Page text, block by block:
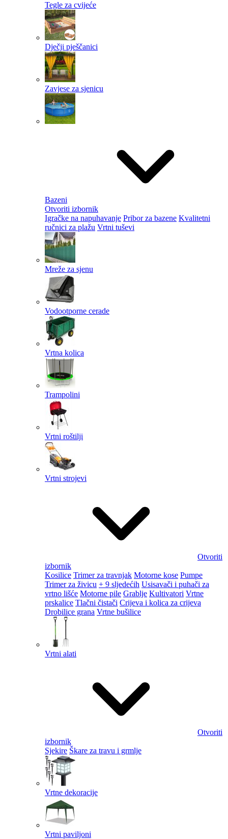
Tegle za cvijeće
Dječji pješčanici
Zavjese za sjenicu
Bazeni
Otvoriti izbornik
Igračke na napuhavanje Pribor za bazene Kvalitetni
ručnici za plažu Vrtni tuševi
Mreže za sjenu
Vodootporne cerade
Vrtna kolica
Trampolini
Vrtni roštilji
Vrtni strojevi
Otvoriti
izbornik
Kosilice Trimer za travnjak Motorne kose Pumpe
Trimer za živicu + 9 sljedećih Usisavači i puhači za
vrtno lišće Motorne pile Grablje Kultivatori Vrtne
prskalice Tlačni čistači Crijeva i kolica za crijeva
Drobilice grana Vrtne bušilice
Vrtni alati
Otvoriti
izbornik
Sjekire Škare za travu i grmlje
Vrtne dekoracije
Vrtni paviljoni